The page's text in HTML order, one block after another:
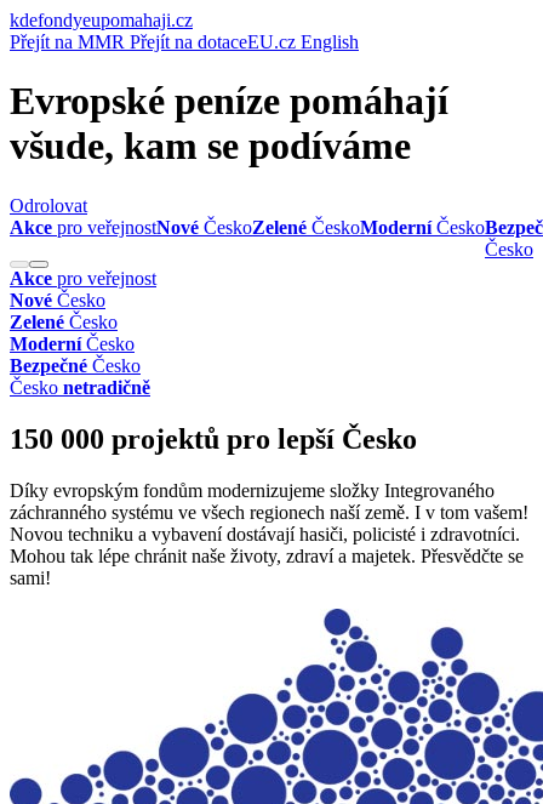
kdefondyeupomahaji.cz
Přejít na MMR Přejít na dotaceEU.cz English
Evropské peníze pomáhají
všude, kam se podíváme
Odrolovat
Akce pro veřejnostNové ČeskoZelené ČeskoModerníČesko
Česko
Akce pro veřejnost
Nové Česko
Zelené Česko
ModerníČesko
Bezpečné Česko
Česko netradičně
150 000 projektů pro lepší Česko
Díky evropským fondům modernizujeme složky Integrovaného
záchranného systému ve všech regionech naší země. I v tom vašem!
Novou techniku a vybavení dostávají hasiči, policisté i zdravotníci.
Mohou tak lépe chránit naše životy, zdraví a majetek. Přesvědčte se
sami!